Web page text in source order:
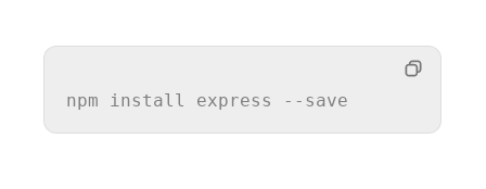
npm install express --save